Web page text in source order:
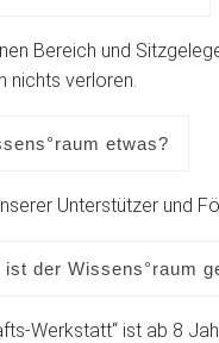
Bereich und
nichts verloren.
etwas?
Unterstützer und
der Wissens°raum
Werkstatt“ ist ab 8